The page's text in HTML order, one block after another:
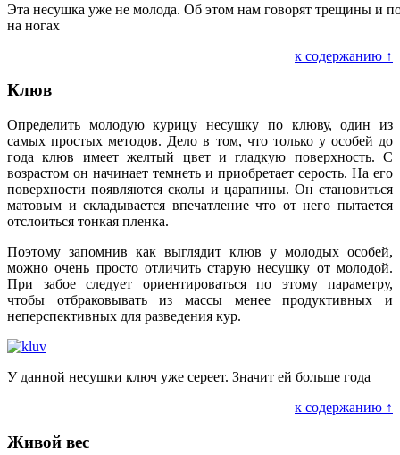
Эта несушка уже не молода. Об этом нам говорят трещины и
на ногах
к содержанию ↑
Клюв
Определить молодую курицу несушку по клюву, один из
самых простых методов. Дело в том, что только у особей до
года клюв имеет желтый цвет и гладкую поверхность. С
возрастом он начинает темнеть и приобретает серость. На его
поверхности появляются сколы и царапины. Он становиться
матовым и складывается впечатление что от него пытается
отслоиться тонкая пленка.
Поэтому запомнив как выглядит клюв у молодых особей,
можно очень просто отличить старую несушку от молодой.
При забое следует ориентироваться по этому параметру,
чтобы отбраковывать из массы менее продуктивных и
неперспективных для разведения кур.
У данной несушки ключ уже сереет. Значит ей больше года
к содержанию ↑
Живой вес